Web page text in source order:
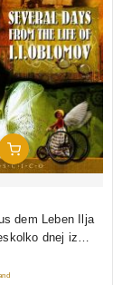
In Den Warenkorb
dem Leben Ilja
dnej iz